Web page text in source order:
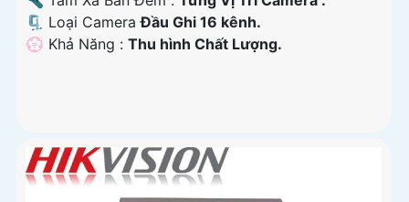
🗜️ Loại CameraĐầu Ghi 16 kênh.
️💮 Khả Năng : Thu hình Chất Lượng.